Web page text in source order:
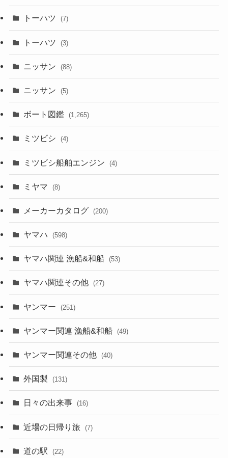
トーハツ (7)
トーハツ (3)
ニッサン (88)
ニッサン (5)
ボート図鑑 (1,265)
ミツビシ (4)
ミツビシ船舶エンジン (4)
ミヤマ (8)
メーカーカタログ (200)
ヤマハ (598)
ヤマハ関連 漁船&和船 (53)
ヤマハ関連その他 (27)
ヤンマー (251)
ヤンマー関連 漁船&和船 (49)
ヤンマー関連その他 (40)
外国製 (131)
日々の出来事 (16)
近場の日帰り旅 (7)
道の駅 (22)